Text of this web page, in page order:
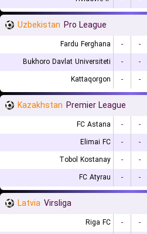
Uzbekistan Pro League
Fardu Ferghana - -
Bukhoro Davlat Universiteti
- -
Kattaqorgon
- -
Kazakhstan Premier League
FC Astana - -
Elimai FC
- -
Tobol Kostanay
- -
FC Atyrau
- -
Latvia Virsliga
Riga FC - -